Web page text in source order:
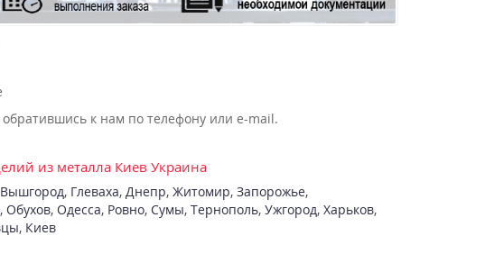
к нам по телефону или e-mail.
из металла Киев Украина
Вышгород, Глеваха, Днепр, Житомир, Запорожье,
, Обухов, Одесса, Ровно, Сумы, Тернополь, Ужгород, Харьков,
, Киев